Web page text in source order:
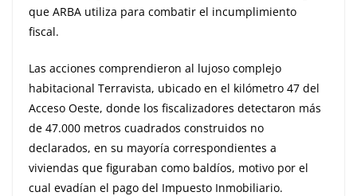
que ARBA utiliza para combatir el incumplimiento
fiscal.
Las acciones comprendieron al lujoso complejo
habitacional Terravista, ubicado en el kilómetro 47 del
Acceso Oeste, donde los fiscalizadores detectaron más
de 47.000 metros cuadrados construidos no
declarados, en su mayoría correspondientes a
viviendas que figuraban como baldíos, motivo por el
cual evadían el pago del Impuesto Inmobiliario.